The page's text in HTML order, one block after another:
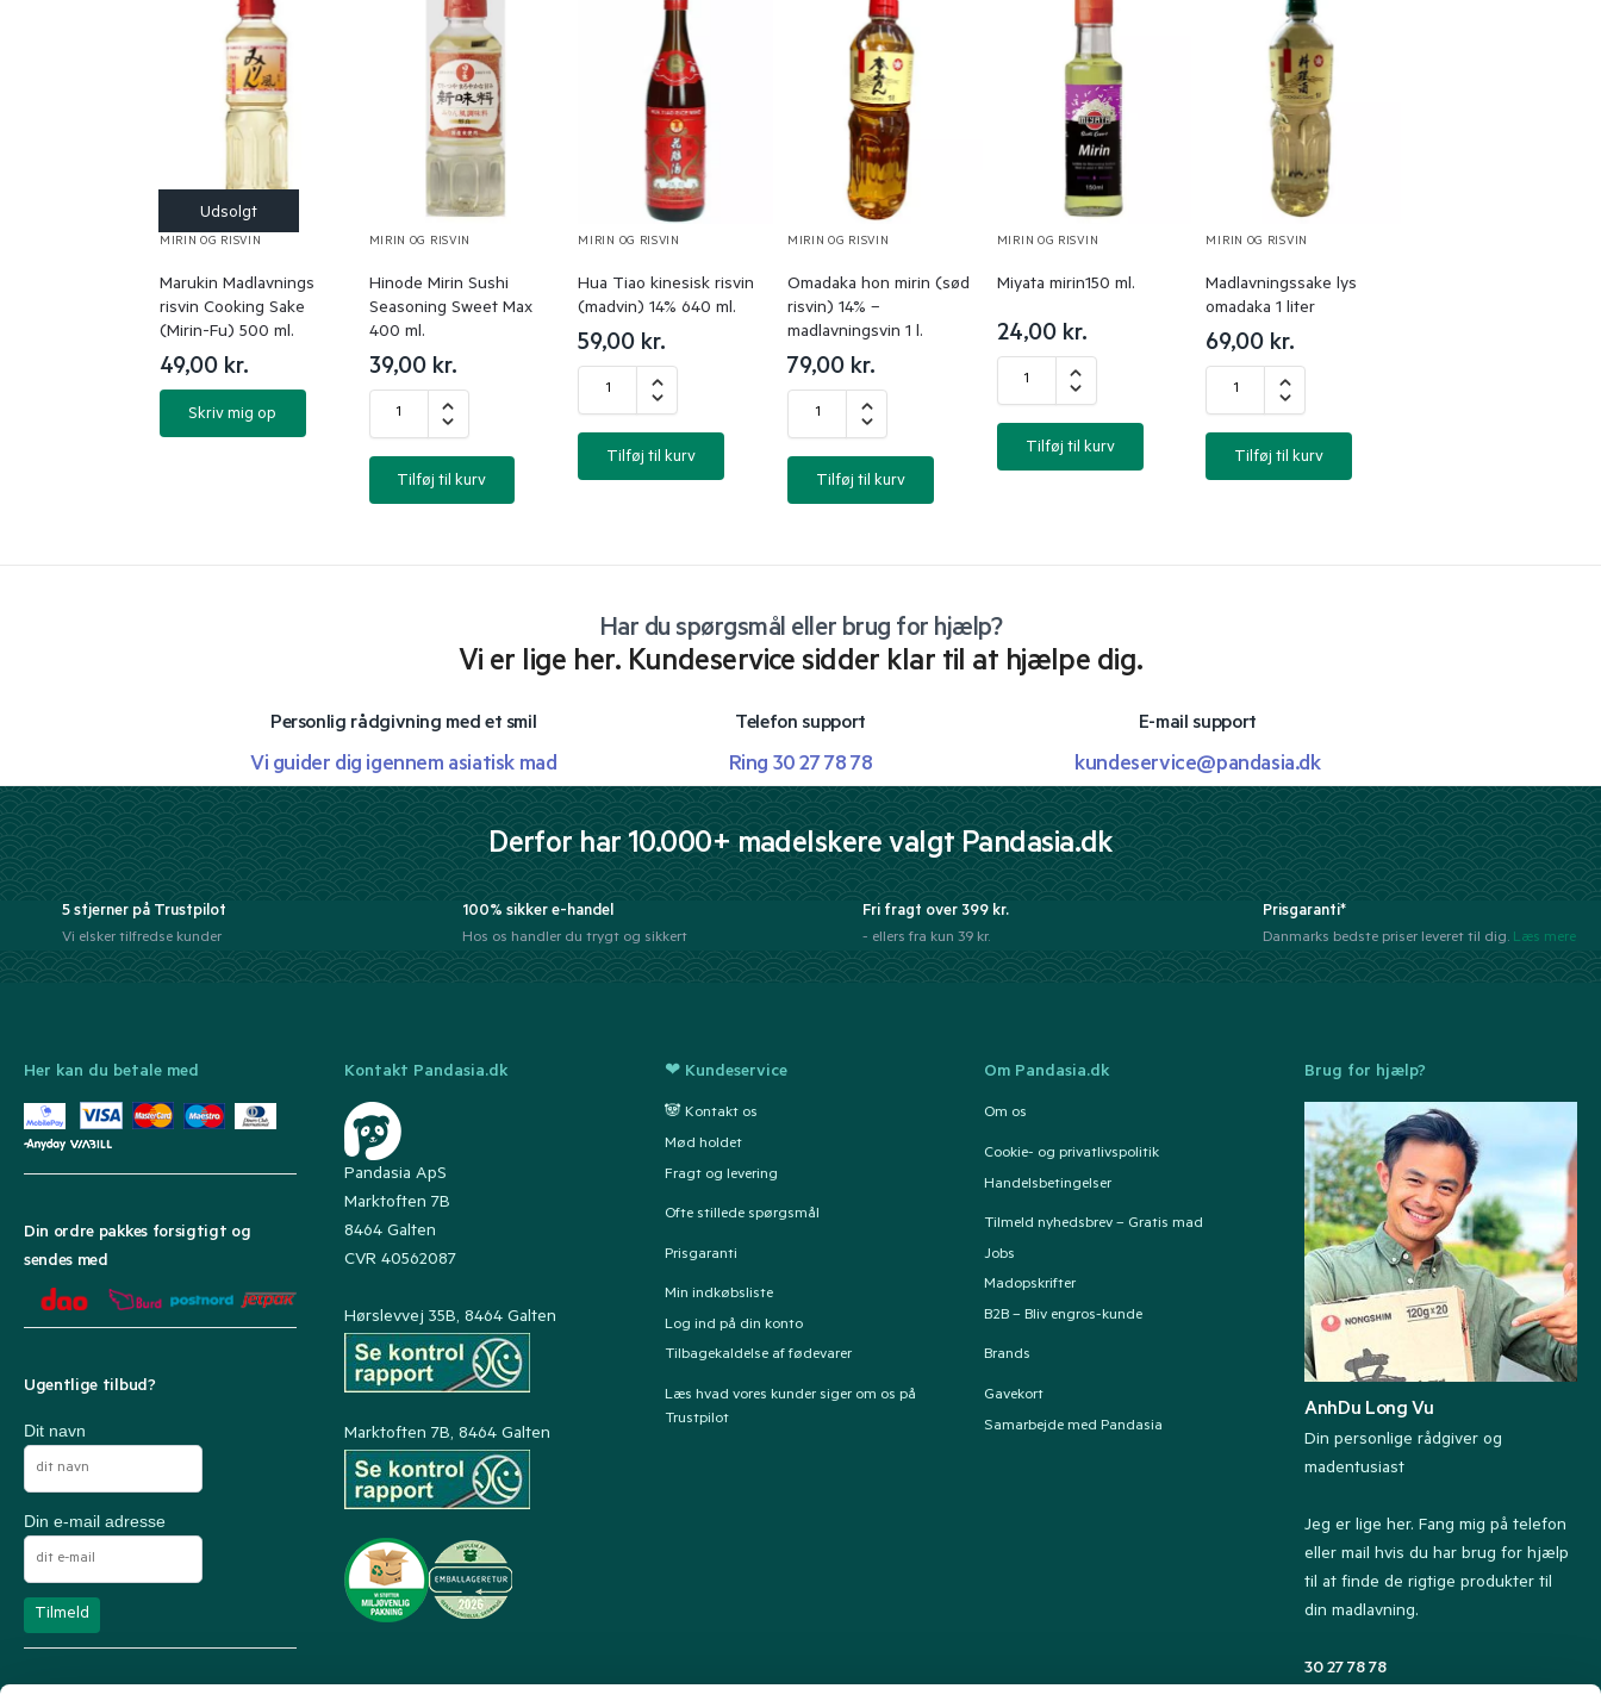
MIRIN OG RISVIN
Marukin Madlavnings
risvin Cooking Sake
(Mirin-Fu) 500 ml.
49,00 kr.
Skriv mig op
MIRIN OG RISVIN
Hinode Mirin Sushi
Seasoning Sweet Max
400 ml.
39,00 kr.
Tilføj til kurv
MIRIN OG RISVIN
Hua Tiao kinesisk risvin
(madvin) 14% 640 ml.
59,00 kr.
Tilføj til kurv
MIRIN OG RISVIN
Omadaka hon mirin (sød
risvin) 14% –
madlavningsvin 1 l.
79,00 kr.
Tilføj til kurv
MIRIN OG RISVIN
Miyata mirin150 ml.
24,00 kr.
Tilføj til kurv
MIRIN OG RISVIN
Madlavningssake lys
omadaka 1 liter
69,00 kr.
Tilføj til kurv
Har du spørgsmål eller brug for hjælp?
Vi er lige her. Kundeservice sidder klar til at hjælpe dig.
Personlig rådgivning med et smil
Vi guider dig igennem asiatisk mad
Telefon support
Ring 30 27 78 78
E-mail support
kundeservice@pandasia.dk
Derfor har 10.000+ madelskere valgt Pandasia.dk
5 stjerner på Trustpilot
Vi elsker tilfredse kunder
100% sikker e-handel
Hos os handler du trygt og sikkert
Fri fragt over 399 kr.
- ellers fra kun 39 kr.
Prisgaranti*
Danmarks bedste priser leveret til dig. Læs mere
Her kan du betale med
Din ordre pakkes forsigtigt og
sendes med
Ugentlige tilbud?
Dit navn
Din e-mail adresse
Kontakt Pandasia.dk
Pandasia ApS
Marktoften 7B
8464 Galten
CVR 40562087
Hørslevvej 35B, 8464 Galten
Marktoften 7B, 8464 Galten
❤ Kundeservice
🐼 Kontakt os
Mød holdet
Fragt og levering
Ofte stillede spørgsmål
Prisgaranti
Min indkøbsliste
Log ind på din konto
Tilbagekaldelse af fødevarer
Læs hvad vores kunder siger om os på
Trustpilot
Om Pandasia.dk
Om os
Cookie- og privatlivspolitik
Handelsbetingelser
Tilmeld nyhedsbrev – Gratis mad
Jobs
Madopskrifter
B2B – Bliv engros-kunde
Brands
Gavekort
Samarbejde med Pandasia
Brug for hjælp?
AnhDu Long Vu
Din personlige rådgiver og
madentusiast
Jeg er lige her. Fang mig på telefon
eller mail hvis du har brug for hjælp
til at finde de rigtige produkter til
din madlavning.
30 27 78 78